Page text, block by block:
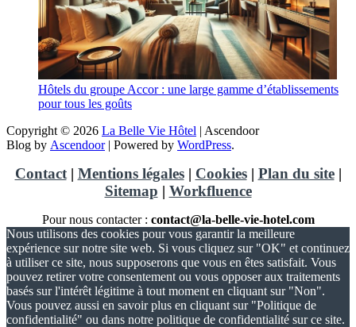
Hôtels du groupe Accor : une large gamme d’établissements
pour tous les goûts
Copyright © 2026 La Belle Vie Hôtel | Ascendoor
Blog by Ascendoor| Powered by WordPress.
Contact| Mentions légales| Cookies| Plan du site|
Sitemap | Workfluence
Pour nous contacter : contact@la-belle-vie-hotel.com
Nous utilisons des cookies pour vous garantir la meilleure
expérience sur notre site web. Si vous cliquez sur "OK" et continuez
à utiliser ce site, nous supposerons que vous en êtes satisfait. Vous
pouvez retirer votre consentement ou vous opposer aux traitements
basés sur l'intérêt légitime à tout moment en cliquant sur "Non".
Vous pouvez aussi en savoir plus en cliquant sur "Politique de
confidentialité" ou dans notre politique de confidentialité sur ce site.